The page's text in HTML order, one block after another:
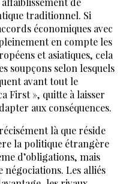
traditionnel. Si
économiques avec
en compte les
et asiatiques, cela
soupçons selon lesquels
avant tout le
First », quitte à laisser
aux conséquences.
là que réside
la politique étrangère
d’obligations, mais
négociations. Les alliés